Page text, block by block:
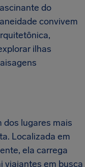
do
convivem
ilhas
dos lugares mais
Localizada em
ela carrega
viajantes em busca